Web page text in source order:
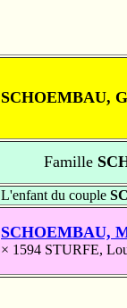
SCHOEMBAU,
Famille
L'enfant du couple
SCHOEMBAU,
× 1594 STURFE,